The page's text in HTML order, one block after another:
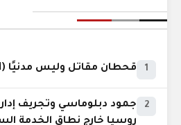
1 قحطان مقاتل وليس مدنيًا (1-3)
2
جمود دبلوماسي وتجريف
روسيا خارج نطاق الخدمة